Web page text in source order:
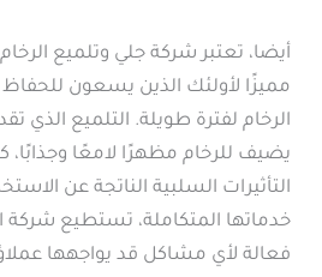
أيضا، تعتبر شركة جلي وتلميع
مميزًا لأولئك الذين يسعون
الرخام لفترة طويلة. التلميع الذي
يضيف للرخام مظهرًا لامعًا وجذابًا،
التأثيرات السلبية الناتجة عن
خدماتها المتكاملة، تستطيع شركة
فعالة لأي مشاكل قد يواجهها